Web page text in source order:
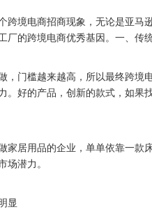
境电商招商现象，无论是亚马
厂的跨境电商优秀基因。一、传
门槛越来越高，所以最终跨境
。好的产品，创新的款式，如
居用品的企业，单单依靠一款
场潜力。
显